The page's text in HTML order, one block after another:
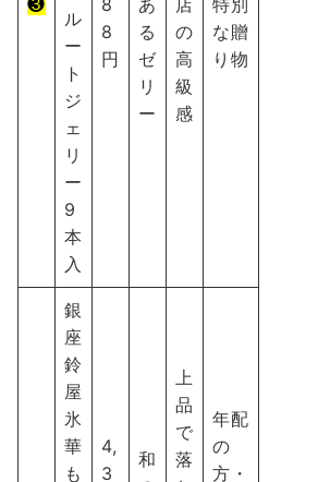
❸
ル
ー
ト
ジ
ェ
リ
ー
9
本
入
8
8
円
あ
る
ゼ
リ
ー
店
の
高
級
感
特別
な贈
り物
銀
座
鈴
屋
氷
華
も
4,
3
和
上
品
で
落
年配
の
方・